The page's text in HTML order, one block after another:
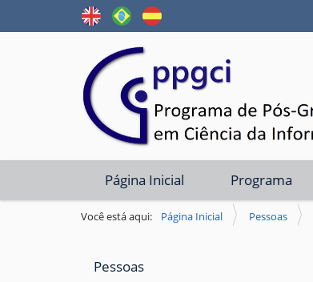
Página Inicial Programa
Você está aqui: Página Inicial Pessoas
Pessoas